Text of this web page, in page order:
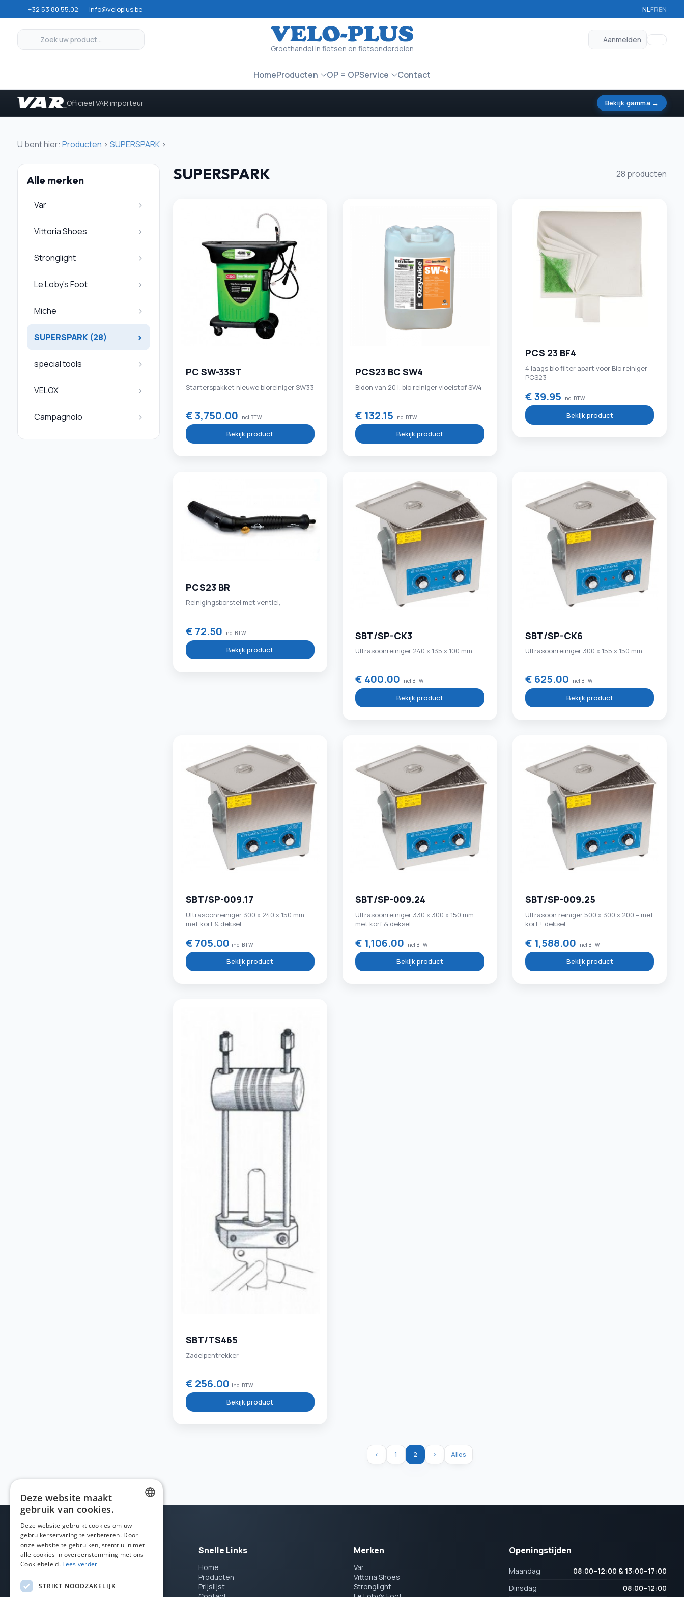
+32 53 80.55.02 info@veloplus.be NLFREN
Groothandel in fietsen en fietsonderdelen
Aanmelden
HomeProducten OP = OPService Contact
Officieel VAR importeur Bekijk gamma →
U bent hier: Producten > SUPERSPARK>
Alle merken
Var
Vittoria Shoes
Stronglight
Le Loby's Foot
Miche
SUPERSPARK (28)
special tools
VELOX
Campagnolo
SUPERSPARK 28 producten
PC SW-33ST
Starterspakket nieuwe bioreiniger SW33
€ 3,750.00 incl BTW
Bekijk product
PCS23 BC SW4
Bidon van 20 l. bio reiniger vloeistof SW4
€ 132.15 incl BTW
Bekijk product
PCS 23 BF4
4 laags bio filter apart voor Bio reiniger
PCS23
€ 39.95 incl BTW
Bekijk product
PCS23 BR
Reinigingsborstel met ventiel,
€ 72.50 incl BTW
Bekijk product
SBT/SP-CK3
Ultrasoonreiniger 240 x 135 x 100 mm
€ 400.00 incl BTW
Bekijk product
SBT/SP-CK6
Ultrasoonreiniger 300 x 155 x 150 mm
€ 625.00 incl BTW
Bekijk product
SBT/SP-009.17
Ultrasoonreiniger 300 x 240 x 150 mm
met korf & deksel
€ 705.00 incl BTW
Bekijk product
SBT/SP-009.24
Ultrasoonreiniger 330 x 300 x 150 mm
met korf & deksel
€ 1,106.00 incl BTW
Bekijk product
SBT/SP-009.25
Ultrasoon reiniger 500 x 300 x 200 – met
korf + deksel
€ 1,588.00 incl BTW
Bekijk product
SBT/TS465
Zadelpentrekker
€ 256.00 incl BTW
Bekijk product
< 1 2 > Alles
groothandel in racefietsen &
racefietsonderdelen.
Snelle Links
Home
Producten
Prijslijst
Merken
Var
Vittoria Shoes
Stronglight
Openingstijden
Maandag
08:00–12:00 & 13:00–17:00
Dinsdag
08:00–12:00
FRENCH
ENGLISH
Deze website maakt
gebruik van cookies.
Deze website gebruikt cookies om uw
gebruikerservaring te verbeteren. Door
onze website te gebruiken, stemt u in met
alle cookies in overeenstemming met ons
Cookiebeleid. Lees verder
STRIKT NOODZAKELIJK